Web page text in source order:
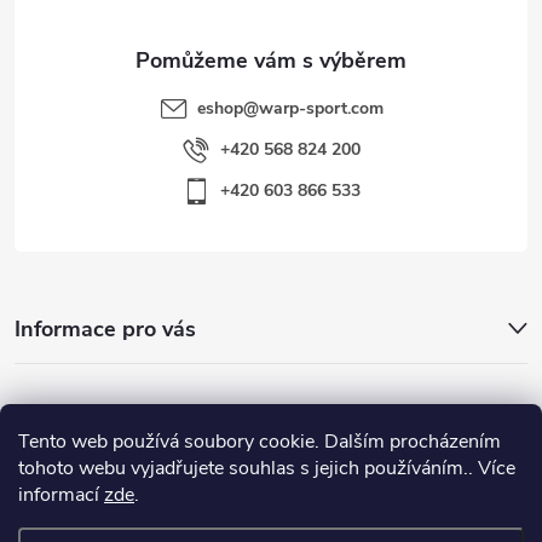
Tento web používá soubory cookie. Dalším procházením
tohoto webu vyjadřujete souhlas s jejich používáním.. Více
informacízde.
eshop@warp-sport.com
+420 568 824 200
+420 603 866 533
Informace pro vás
Nejhledanější
Důležité odkazy